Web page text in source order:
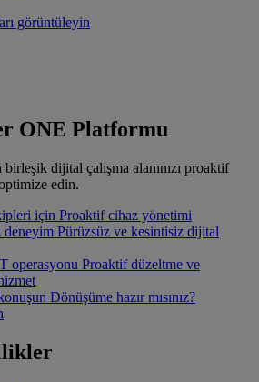
görüntüleyin
ONE Platformu
dijital çalışma alanınızı proaktif
edin.
için Proaktif cihaz yönetimi
deneyim Pürüzsüz ve kesintisiz dijital
operasyonu Proaktif düzeltme ve
Dönüşüme hazır mısınız?